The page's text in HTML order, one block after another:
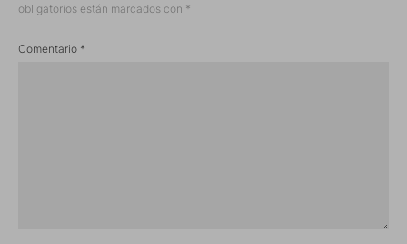
obligatorios están marcados con *
Comentario *